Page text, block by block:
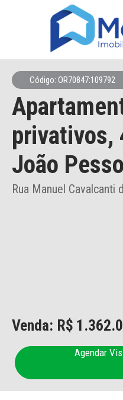
Código: OR70847:109792
privativos,
João
Rua Manuel Cavalcanti
Venda: R$
Agendar